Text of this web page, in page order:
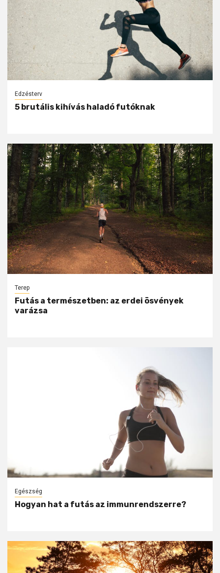
Edzésterv
5 brutális kihívás haladó futóknak
Terep
Futás a természetben: az erdei ösvények
varázsa
Egészség
Hogyan hat a futás az immunrendszerre?